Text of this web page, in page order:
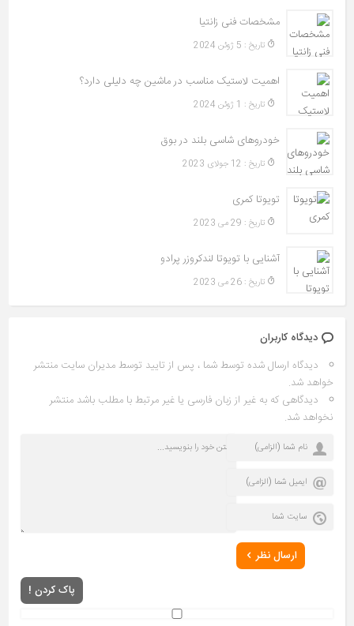
مشخصات فنی زانتیا
تاريخ : 5 ژوئن 2024
اهمیت لاستیک مناسب در ماشین چه دلیلی دارد؟
تاريخ : 1 ژوئن 2024
خودروهای شاسی‌ بلند در بوق
تاريخ : 12 جولای 2023
تویوتا کمری
تاريخ : 29 می 2023
آشنایی با تویوتا لندکروزر پرادو
تاريخ : 26 می 2023
دیدگاه کاربران
دیدگاه ارسال شده توسط شما ، پس از تایید توسط مدیران سایت منتشر
خواهد شد.
دیدگاهی که به غیر از زبان فارسی یا غیر مرتبط با مطلب باشد منتشر
نخواهد شد.
ارسال نظر
پاک کردن !